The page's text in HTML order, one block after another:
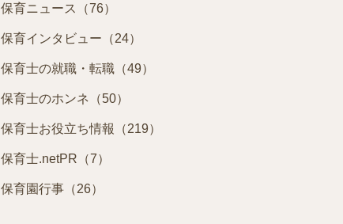
保育ニュース（76）
保育インタビュー（24）
保育士の就職・転職（49）
保育士のホンネ（50）
保育士お役立ち情報（219）
保育士.netPR（7）
保育園行事（26）